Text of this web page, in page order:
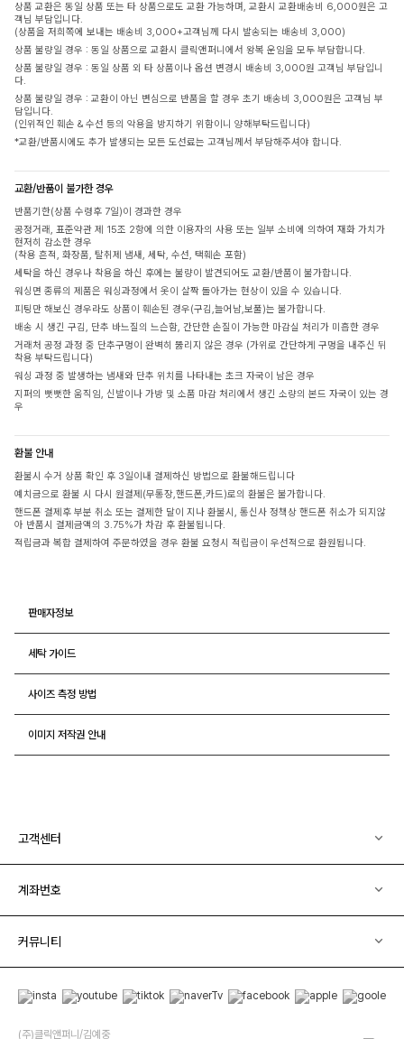
상품 교환은 동일 상품 또는 타 상품으로도 교환 가능하며, 교환시 교환배송비 6,000원은 고
객님 부담입니다.
(상품을 저희쪽에 보내는 배송비 3,000+고객님께 다시 발송되는 배송비 3,000)
상품 불량일 경우 : 동일 상품으로 교환시 클릭앤퍼니에서 왕복 운임을 모두 부담합니다.
상품 불량일 경우 : 동일 상품 외 타 상품이나 옵션 변경시 배송비 3,000원 고객님 부담입니
다.
상품 불량일 경우 : 교환이 아닌 변심으로 반품을 할 경우 초기 배송비 3,000원은 고객님 부
담입니다.
(인위적인 훼손 & 수선 등의 악용을 방지하기 위함이니 양해부탁드립니다)
*교환/반품시에도 추가 발생되는 모든 도선료는 고객님께서 부담해주셔야 합니다.
교환/반품이 불가한 경우
반품기한(상품 수령후 7일)이 경과한 경우
공정거래, 표준약관 제 15조 2항에 의한 이용자의 사용 또는 일부 소비에 의하여 재화 가치가
현저히 감소한 경우
(착용 흔적, 화장품, 탈취제 냄새, 세탁, 수선, 택훼손 포함)
세탁을 하신 경우나 착용을 하신 후에는 불량이 발견되어도 교환/반품이 불가합니다.
워싱면 종류의 제품은 워싱과정에서 옷이 살짝 돌아가는 현상이 있을 수 있습니다.
피팅만 해보신 경우라도 상품이 훼손된 경우(구김,늘어남,보풀)는 불가합니다.
배송 시 생긴 구김, 단추 바느질의 느슨함, 간단한 손질이 가능한 마감실 처리가 미흡한 경우
거래처 공정 과정 중 단추구멍이 완벽히 뚫리지 않은 경우 (가위로 간단하게 구멍을 내주신 뒤
착용 부탁드립니다)
워싱 과정 중 발생하는 냄새와 단추 위치를 나타내는 초크 자국이 남은 경우
지퍼의 뻣뻣한 움직임, 신발이나 가방 및 소품 마감 처리에서 생긴 소량의 본드 자국이 있는 경
우
환불 안내
환불시 수거 상품 확인 후 3일이내 결제하신 방법으로 환불해드립니다
예치금으로 환불 시 다시 원결제(무통장,핸드폰,카드)로의 환불은 불가합니다.
핸드폰 결제후 부분 취소 또는 결제한 달이 지나 환불시, 통신사 정책상 핸드폰 취소가 되지않
아 반품시 결제금액의 3.75%가 차감 후 환불됩니다.
적립금과 복합 결제하여 주문하였을 경우 환불 요청시 적립금이 우선적으로 환원됩니다.
판매자정보
세탁 가이드
사이즈 측정 방법
이미지 저작권 안내
고객센터
계좌번호
커뮤니티
(주)클릭앤퍼니/김예중